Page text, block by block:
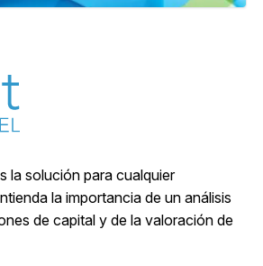
la solución para cualquier
la importancia de un análisis
de capital y de la valoración de